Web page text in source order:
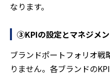
なります。
③KPIの設定とマネジメ
ブランドポートフォリオ
りません。各ブランドの